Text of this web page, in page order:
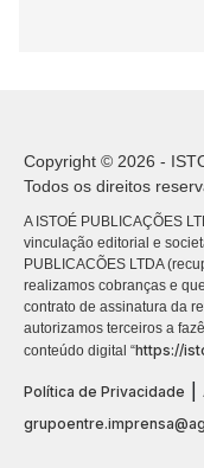
Copyright © 2026 -
Todos os direitos
A ISTOÉ PUBLICAÇÕES
vinculação editorial e
PUBLICACÕES LTDA
realizamos cobranças e
contrato de assinatura da
autorizamos terceiros a
conteúdo digital “https://
Política de Privacidade